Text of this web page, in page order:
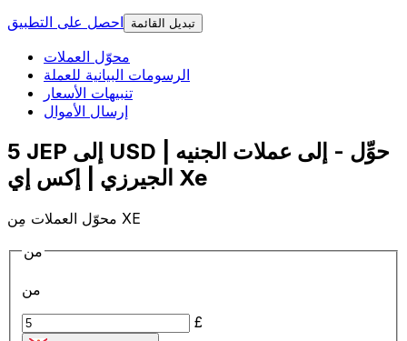
احصل على التطبيق
تبديل القائمة
محوّل العملات
الرسومات البيانية للعملة
تنبيهات الأسعار
إرسال الأموال
5 JEP إلى USD | حوِّل - إلى عملات الجنيه
الجيرزي | إكس إي Xe
محوّل العملات مِن XE
من
من
£